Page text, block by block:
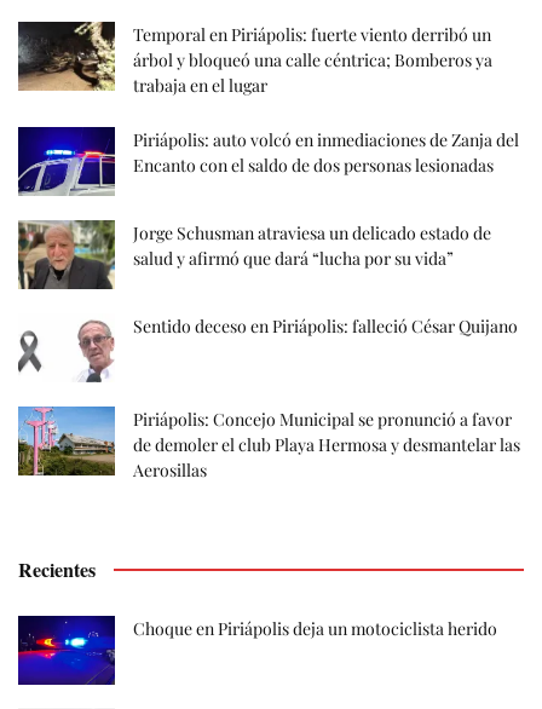
Temporal en Piriápolis: fuerte viento derribó un
árbol y bloqueó una calle céntrica; Bomberos ya
trabaja en el lugar
Piriápolis: auto volcó en inmediaciones de Zanja del
Encanto con el saldo de dos personas lesionadas
Jorge Schusman atraviesa un delicado estado de
salud y afirmó que dará “lucha por su vida”
Sentido deceso en Piriápolis: falleció César Quijano
Piriápolis: Concejo Municipal se pronunció a favor
de demoler el club Playa Hermosa y desmantelar las
Aerosillas
Recientes
Choque en Piriápolis deja un motociclista herido